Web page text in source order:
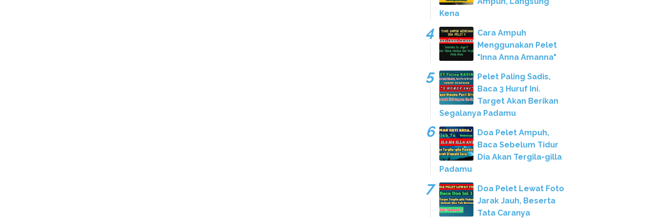
Kena
Cara Ampuh
Menggunakan Pelet
"Inna Anna Amanna"
Pelet Paling Sadis,
Baca 3 Huruf Ini.
Target Akan Berikan
Segalanya Padamu
Doa Pelet Ampuh,
Baca Sebelum Tidur
Dia Akan Tergila-gilla
Padamu
Doa Pelet Lewat Foto
Jarak Jauh, Beserta
Tata Caranya